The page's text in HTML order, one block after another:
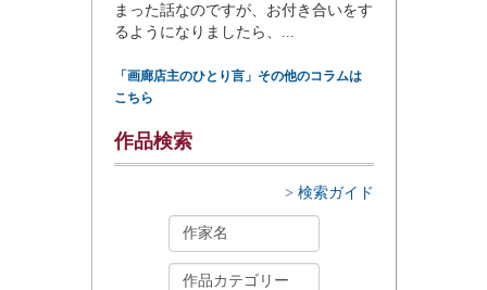
まった話なのですが、お付き合いをす
るようになりましたら、...
「画廊店主のひとり言」その他のコラムは
こちら
作品検索
> 検索ガイド